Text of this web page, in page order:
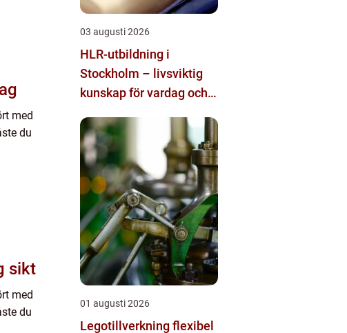
med
du
sikt
med
du
03 augusti 2026
HLR-utbildning i
Stockholm – livsviktig
kunskap för vardag och
01 augusti 2026
Legotillverkning flexibel